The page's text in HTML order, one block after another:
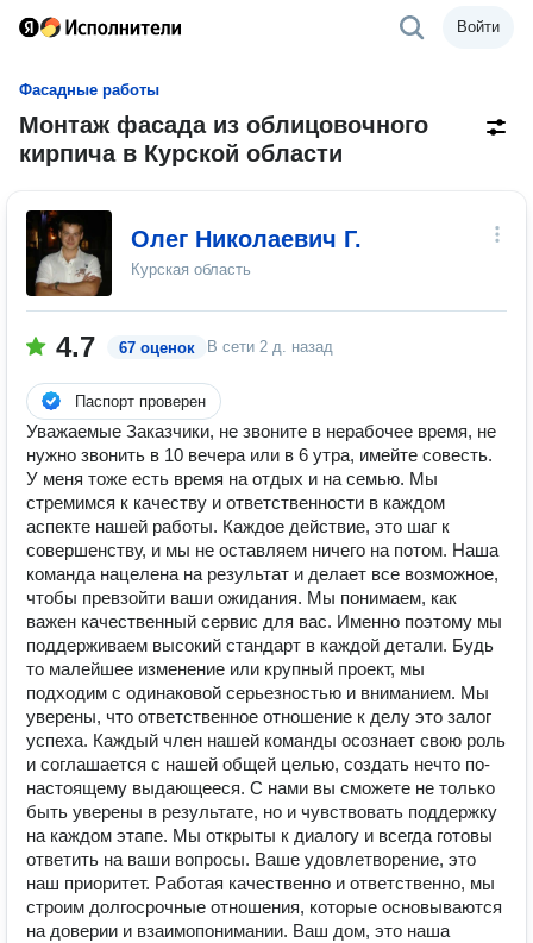
Войти
Фасадные работы
Монтаж фасада из облицовочного
кирпича в Курской области
Олег Николаевич Г.
Курская область
4.7 67 оценок В сети 2 д. назад
Паспорт проверен
Уважаемые Заказчики, не звоните в нерабочее время, не
нужно звонить в 10 вечера или в 6 утра, имейте совесть.
У меня тоже есть время на отдых и на семью. Мы
стремимся к качеству и ответственности в каждом
аспекте нашей работы. Каждое действие, это шаг к
совершенству, и мы не оставляем ничего на потом. Наша
команда нацелена на результат и делает все возможное,
чтобы превзойти ваши ожидания. Мы понимаем, как
важен качественный сервис для вас. Именно поэтому мы
поддерживаем высокий стандарт в каждой детали. Будь
то малейшее изменение или крупный проект, мы
подходим с одинаковой серьезностью и вниманием. Мы
уверены, что ответственное отношение к делу это залог
успеха. Каждый член нашей команды осознает свою роль
и соглашается с нашей общей целью, создать нечто по-
настоящему выдающееся. С нами вы сможете не только
быть уверены в результате, но и чувствовать поддержку
на каждом этапе. Мы открыты к диалогу и всегда готовы
ответить на ваши вопросы. Ваше удовлетворение, это
наш приоритет. Работая качественно и ответственно, мы
строим долгосрочные отношения, которые основываются
на доверии и взаимопонимании. Ваш дом, это наша